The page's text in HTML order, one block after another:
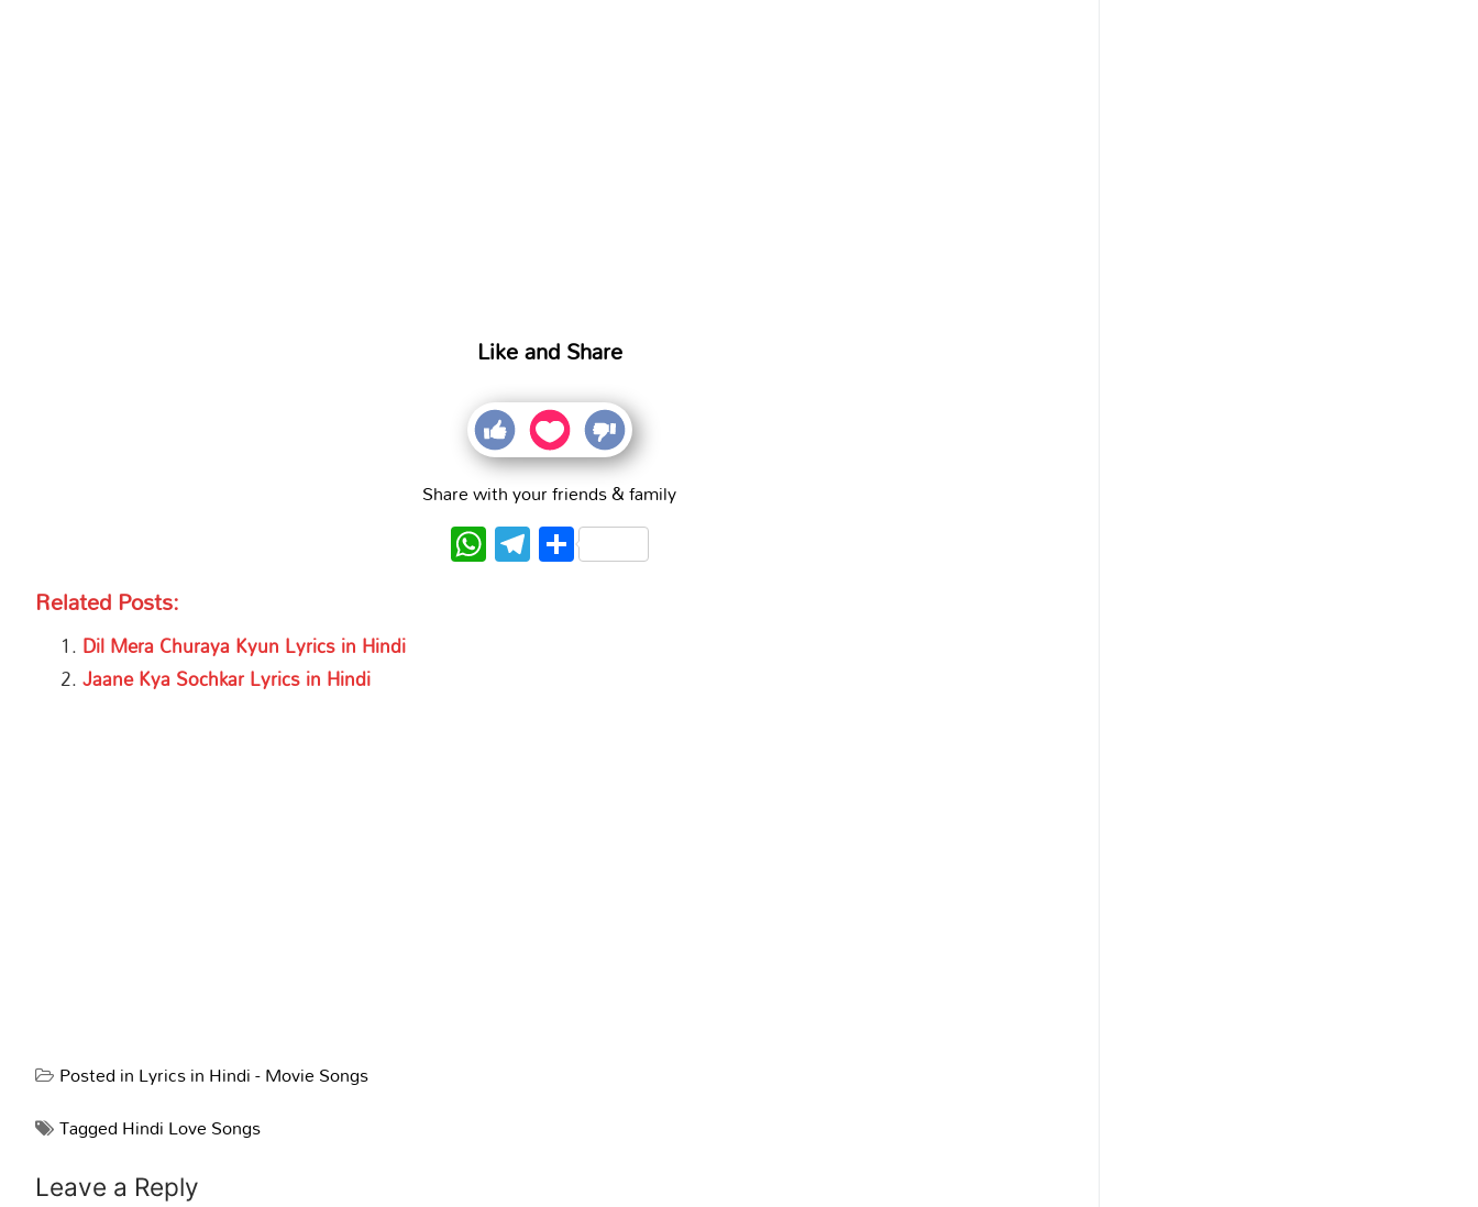
Like and Share
Share with your friends & family
WhatsApp
Telegram
Share
Related Posts:
Dil Mera Churaya Kyun Lyrics in Hindi
Jaane Kya Sochkar Lyrics in Hindi
Posted inLyrics in Hindi - Movie Songs
TaggedHindi Love Songs
Leave a Reply